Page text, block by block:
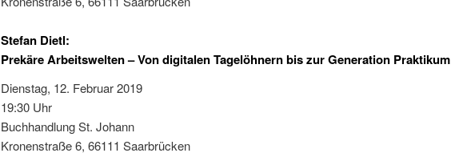
Stefan Dietl:
Prekäre Arbeitswelten – Von digitalen Tagelöhnern bis zur Generation Praktikum
Dien­stag, 12. Feb­ru­ar 2019
19:30 Uhr
Buch­hand­lung St. Johann
Kro­nen­straße 6, 66111 Saarbrücken